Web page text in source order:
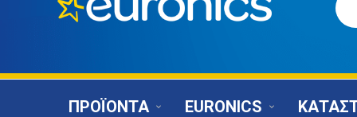
ΠΡΟΪΟΝΤΑ EURONICS